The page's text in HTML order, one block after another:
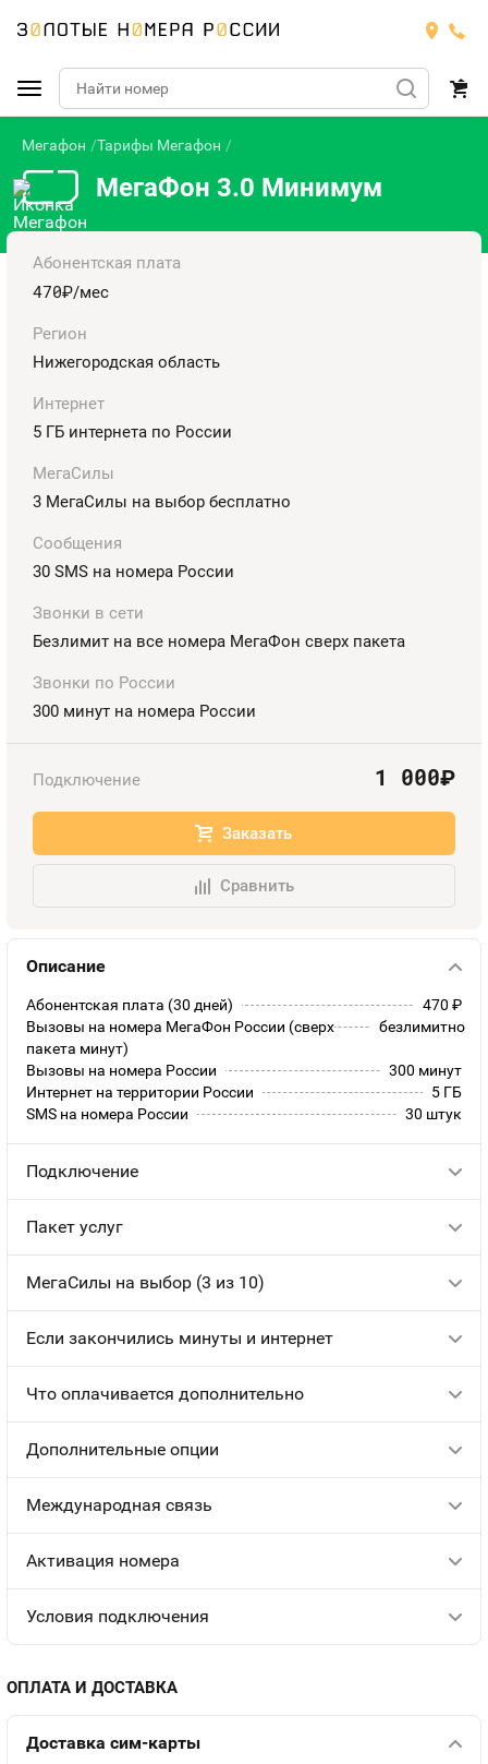
Подобрать номер
МТС
МТС
Билайн
Тарифы
МЕГАФОН
Тарифы
Номера
Теле2
Тарифы
Йота
ЙОТА
Номера
Продать номер
Контакты
Мегафон Тарифы Мегафон
МегаФон 3.0 Минимум
Абонентская плата
470руб./мес
Регион
Нижегородская область
Интернет
5 ГБ интернета по России
МегаСилы
3 МегаСилы на выбор бесплатно
Сообщения
30 SMS на номера России
Звонки в сети
Безлимит на все номера МегаФон сверх пакета
Звонки по России
300 минут на номера России
Подключение 1 000руб.
Заказать
Сравнить
Описание
Абонентская плата (30 дней) 470 руб.
Вызовы на номера МегаФон России (сверх
пакета минут)
безлимитно
Вызовы на номера России
300 минут
Интернет на территории России
5 ГБ
SMS на номера России
30 штук
Подключение
Пакет услуг
МегаСилы на выбор (3 из 10)
Если закончились минуты и интернет
Что оплачивается дополнительно
Дополнительные опции
Международная связь
Aктивация номера
Условия подключения
ОПЛАТА И ДОСТАВКА
Доставка сим-карты